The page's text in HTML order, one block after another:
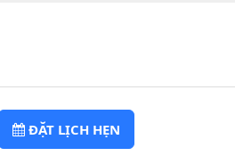
ĐẶT LỊCH HẸN